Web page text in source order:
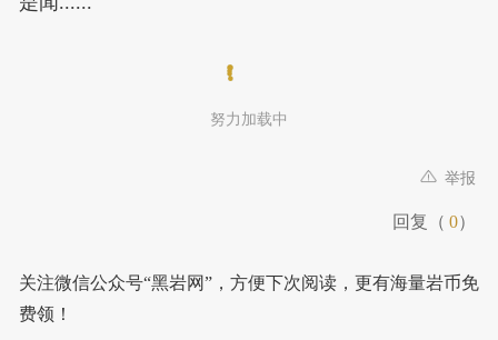
努力加载中
举报
回复（ 0）
关注微信公众号“黑岩网”，方便下次阅读，更有海量岩币免
费领！